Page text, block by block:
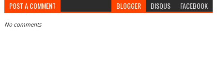
POST A COMMENT BLOGGER DISQUS FACEBOOK
No comments